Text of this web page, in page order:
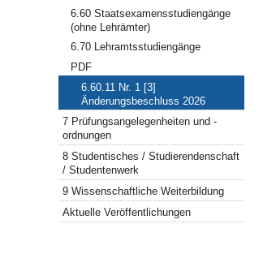
6.60 Staatsexamensstudiengänge
(ohne Lehrämter)
6.70 Lehramtsstudiengänge
PDF
6.60.11 Nr. 1 [3]
Änderungsbeschluss 2026
7 Prüfungsangelegenheiten und -
ordnungen
8 Studentisches / Studierendenschaft
/ Studentenwerk
9 Wissenschaftliche Weiterbildung
Aktuelle Veröffentlichungen